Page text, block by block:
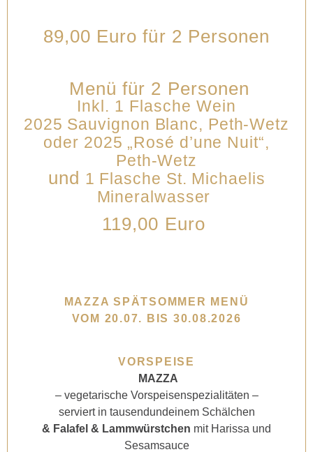
89,00 Euro für 2 Personen
Menü für 2 Personen
nkl. 1 Flasche Wein
2025 Sauvignon Blanc, Peth-Wetz
oder 2025 „Rosé d’une Nuit“,
Peth-Wetz
und 1 Flasche St. Michaelis
Mineralwasser
119,00 Euro
MAZZA SPÄTSOMMER MENÜ
VOM 20.07. BIS 30.08.2026
VORSPEISE
MAZZA
– vegetarische Vorspeisenspezialitäten –
serviert in tausendundeinem Schälchen
& Falafel & Lammwürstchen mit Harissa und
Sesamsauce